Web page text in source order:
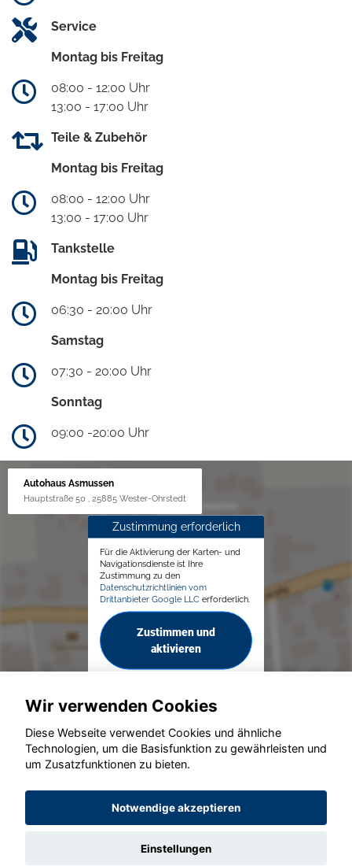
Service
Montag bis Freitag
08:00 - 12:00 Uhr
13:00 - 17:00 Uhr
Teile & Zubehör
Montag bis Freitag
08:00 - 12:00 Uhr
13:00 - 17:00 Uhr
Tankstelle
Montag bis Freitag
06:30 - 20:00 Uhr
Samstag
07:30 - 20:00 Uhr
Sonntag
09:00 -20:00 Uhr
Autohaus Asmussen
Hauptstraße 50 , 25885 Wester-Ohrstedt
Zustimmung erforderlich
Für die Aktivierung der Karten- und
Navigationsdienste ist Ihre
Zustimmung zu den
Datenschutzrichtlinien vom
Drittanbieter Google LLC erforderlich.
Zustimmen und
aktivieren
© konjunkturmotor.de GmbH 2020 - 2026
Wir verwenden Cookies
Diese Webseite verwendet Cookies und ähnliche
Technologien, um die Basisfunktion zu gewährleisten und
um Zusatzfunktionen zu bieten.
Notwendige akzeptieren
Einstellungen